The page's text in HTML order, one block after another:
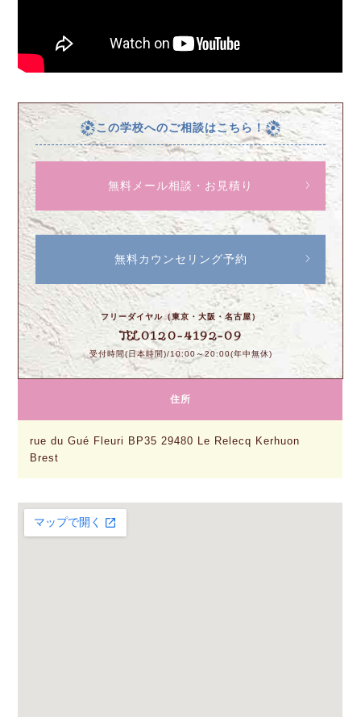
この学校へのご相談はこちら！
無料メール相談・お見積り
無料カウンセリング予約
フリーダイヤル（東京・大阪・名古屋）
TEL0120-4192-09
受付時間(日本時間)/10:00～20:00(年中無休)
住所
rue du Gué Fleuri BP35 29480 Le Relecq Kerhuon
Brest